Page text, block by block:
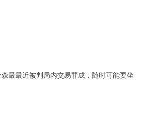
最最近被判局内交易罪成，随时可能要坐